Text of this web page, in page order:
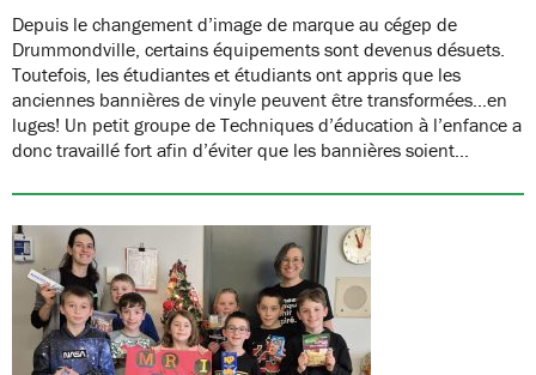
Depuis le changement d’image de marque au cégep de
Drummondville, certains équipements sont devenus désuets.
Toutefois, les étudiantes et étudiants ont appris que les
anciennes bannières de vinyle peuvent être transformées…en
luges! Un petit groupe de Techniques d’éducation à l’enfance a
donc travaillé fort afin d’éviter que les bannières soient…